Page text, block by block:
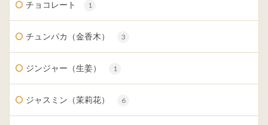
チョコレート 1
チュンパカ（金香木） 3
ジンジャー（生姜） 1
ジャスミン（茉莉花） 6